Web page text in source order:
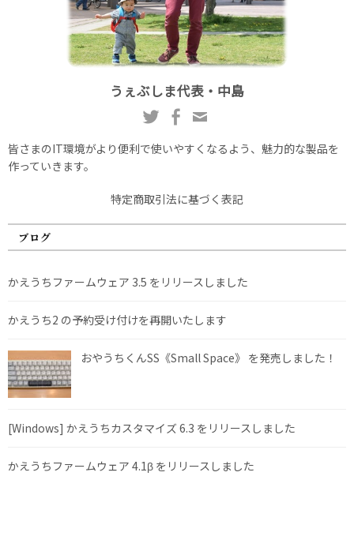
うぇぶしま代表・中島
皆さまのIT環境がより便利で使いやすくなるよう、魅力的な製品を
作っていきます。
特定商取引法に基づく表記
ブログ
かえうちファームウェア 3.5 をリリースしました
かえうち2 の予約受け付けを再開いたします
おやうちくんSS《Small Space》 を発売しました！
[Windows] かえうちカスタマイズ 6.3 をリリースしました
かえうちファームウェア 4.1β をリリースしました